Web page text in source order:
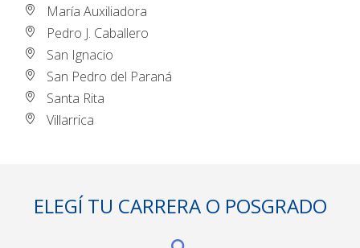
María Auxiliadora
Pedro J. Caballero
San Ignacio
San Pedro del Paraná
Santa Rita
Villarrica
ELEGÍ TU CARRERA O POSGRADO